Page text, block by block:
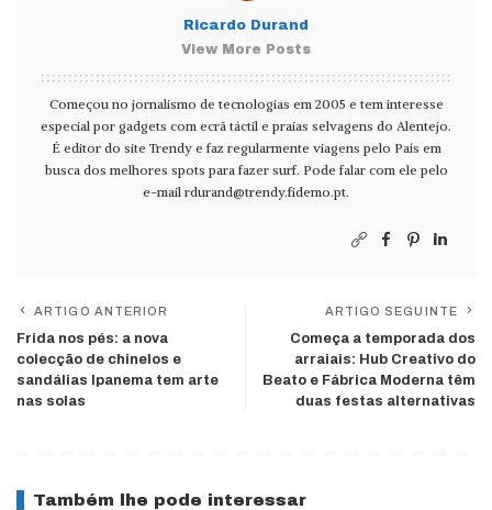
Ricardo Durand
View More Posts
Começou no jornalismo de tecnologias em 2005 e tem interesse
especial por gadgets com ecrã táctil e praias selvagens do Alentejo.
É editor do site Trendy e faz regularmente viagens pelo País em
busca dos melhores spots para fazer surf. Pode falar com ele pelo
e-mail rdurand@trendy.fidemo.pt.
ARTIGO ANTERIOR
Frida nos pés: a nova
colecção de chinelos e
sandálias Ipanema tem arte
nas solas
ARTIGO SEGUINTE
Começa a temporada dos
arraiais: Hub Creativo do
Beato e Fábrica Moderna têm
duas festas alternativas
Também lhe pode interessar